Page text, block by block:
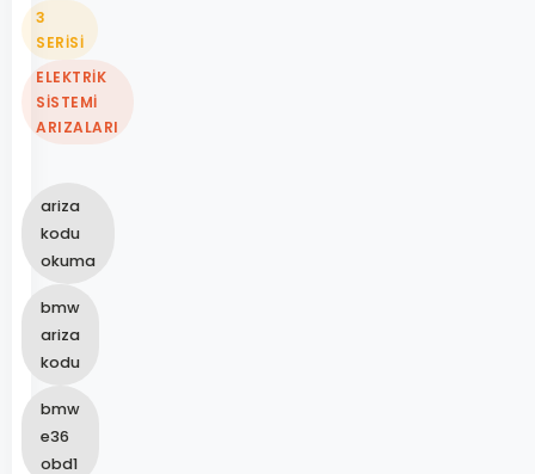
3
SERISI
ELEKTRIK
SISTEMI
ARIZALARI
ariza
kodu
okuma
bmw
ariza
kodu
bmw
e36
obd1